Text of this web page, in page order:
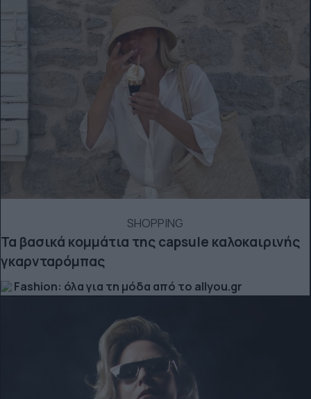
SHOPPING
Τα βασικά κομμάτια της capsule καλοκαιρινής
γκαρνταρόμπας
Fashion: όλα για τη μόδα από το allyou.gr